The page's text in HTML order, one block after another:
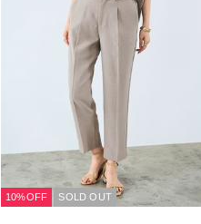
10%OFF SOLD OUT